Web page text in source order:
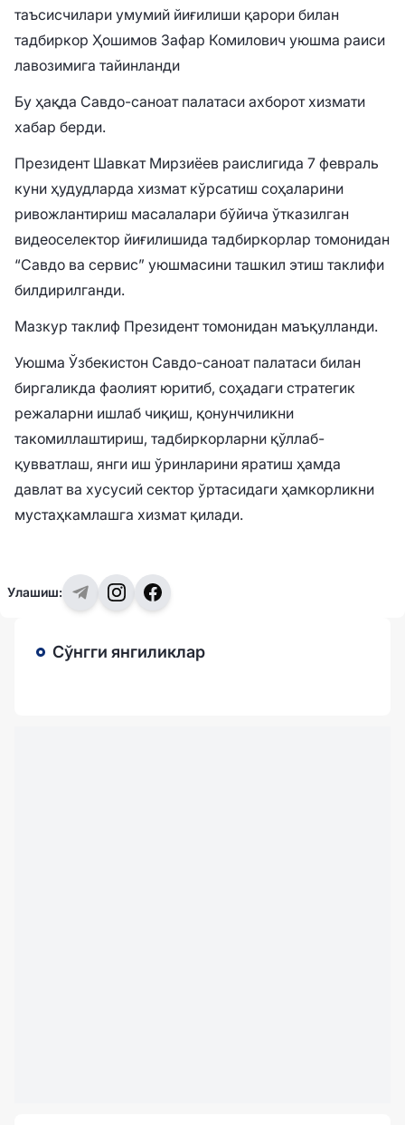
таъсисчилари умумий йиғилиши қарори билан
тадбиркор Ҳошимов Зафар Комилович уюшма раиси
лавозимига тайинланди
Бу ҳақда Савдо-саноат палатаси ахборот хизмати
хабар берди.
Президент Шавкат Мирзиёев раислигида 7 февраль
куни ҳудудларда хизмат кўрсатиш соҳаларини
ривожлантириш масалалари бўйича ўтказилган
видеоселектор йиғилишида тадбиркорлар томонидан
“Савдо ва сервис” уюшмасини ташкил этиш таклифи
билдирилганди.
Мазкур таклиф Президент томонидан маъқулланди.
Уюшма Ўзбекистон Савдо-саноат палатаси билан
биргаликда фаолият юритиб, соҳадаги стратегик
режаларни ишлаб чиқиш, қонунчиликни
такомиллаштириш, тадбиркорларни қўллаб-
қувватлаш, янги иш ўринларини яратиш ҳамда
давлат ва хусусий сектор ўртасидаги ҳамкорликни
мустаҳкамлашга хизмат қилади.
Улашиш:
Сўнгги янгиликлар